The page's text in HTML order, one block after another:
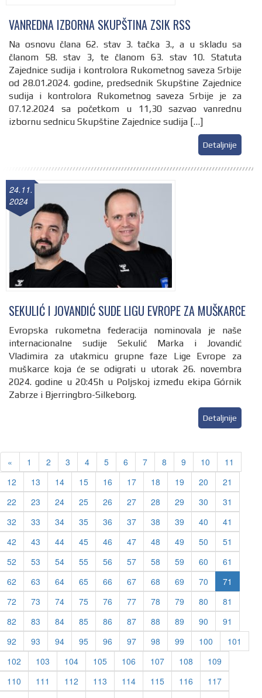
VANREDNA IZBORNA SKUPŠTINA ZSIK RSS
Na osnovu člana 62. stav 3. tačka 3., a u skladu sa
članom 58. stav 3, te članom 63. stav 10. Statuta
Zajednice sudija i kontrolora Rukometnog saveza Srbije
od 28.01.2024. godine, predsednik Skupštine Zajednice
sudija i kontrolora Rukometnog saveza Srbije je za
07.12.2024 sa početkom u 11,30 sazvao vanrednu
izbornu sednicu Skupštine Zajednice sudija […]
Detaljnije
24.11.
2024
SEKULIĆ I JOVANDIĆ SUDE LIGU EVROPE ZA MUŠKARCE
Evropska rukometna federacija nominovala je naše
internacionalne sudije Sekulić Marka i Jovandić
Vladimira za utakmicu grupne faze Lige Evrope za
muškarce koja će se odigrati u utorak 26. novembra
2024. godine u 20:45h u Poljskoj između ekipa Górnik
Zabrze i Bjerringbro-Silkeborg.
Detaljnije
« Previous
1 2 3 4 5 6 7 8 9 10
11
12
13 14 15 16 17 18 19 20
21
22
23 24 25 26 27 28 29 30
31
32
33 34 35 36 37 38 39 40
41
42
43 44 45 46 47 48 49 50
51
52
53 54 55 56 57 58 59 60
61
62
63 64 65 66 67 68 69 70
71
72
73 74 75 76 77 78 79 80
81
82
83 84 85 86 87 88 89 90
91
92
93 94 95 96 97 98 99 100
101
102
103 104 105 106 107 108
109
110
111 112 113 114 115 116
117